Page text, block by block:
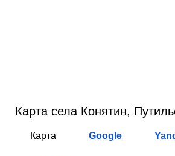
Карта села Конятин,
Карта Google